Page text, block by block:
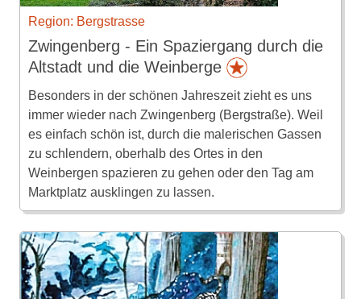
Region: Bergstrasse
Zwingenberg - Ein Spaziergang durch die
Altstadt und die Weinberge
Besonders in der schönen Jahreszeit zieht es uns
immer wieder nach Zwingenberg (Bergstraße). Weil
es einfach schön ist, durch die malerischen Gassen
zu schlendern, oberhalb des Ortes in den
Weinbergen spazieren zu gehen oder den Tag am
Marktplatz ausklingen zu lassen.